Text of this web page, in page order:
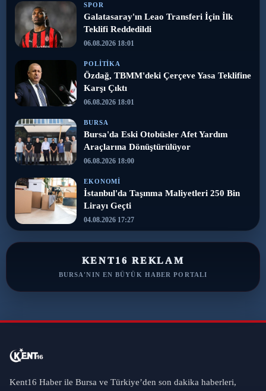
SPOR
Galatasaray'ın Leao Transferi İçin İlk
Teklifi Reddedildi
06.08.2026 18:01
POLITIKA
Özdağ, TBMM'deki Çerçeve Yasa Teklifine
Karşı Çıktı
06.08.2026 18:01
BURSA
Bursa'da Eski Otobüsler Afet Yardım
Araçlarına Dönüştürülüyor
06.08.2026 18:00
EKONOMI
İstanbul'da Taşınma Maliyetleri 250 Bin
Lirayı Geçti
04.08.2026 17:27
KENT16 REKLAM
BURSA'NIN EN BÜYÜK HABER PORTALI
Kent16 Haber ile Bursa ve Türkiye’den son dakika haberleri,